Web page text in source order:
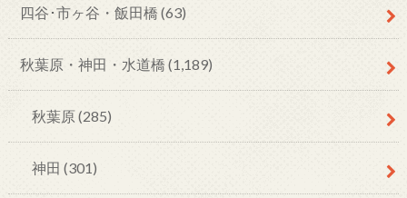
四谷･市ヶ谷・飯田橋 (63)
秋葉原・神田・水道橋 (1,189)
秋葉原(285)
神田 (301)